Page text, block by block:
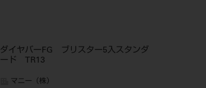
ダイヤバーFG ブリスター5入スタンダ
ード TR13
マニー（株）